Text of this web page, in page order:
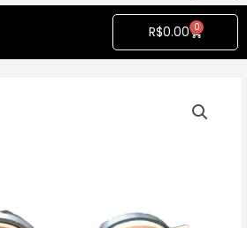
R$0.00 0